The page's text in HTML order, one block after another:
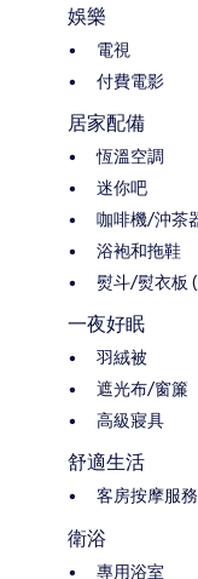
娛樂
電視
付費電影
居家配備
恆溫空調
迷你吧
咖啡機/沖茶
浴袍和拖鞋
熨斗/熨衣板
一夜好眠
羽絨被
遮光布/窗簾
高級寢具
舒適生活
客房按摩服務
衛浴
專用浴室